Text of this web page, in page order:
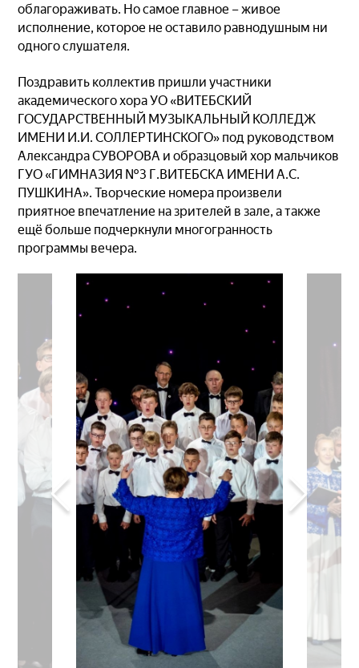
облагораживать. Но самое главное – живое
исполнение, которое не оставило равнодушным ни
одного слушателя.
Поздравить коллектив пришли участники
академического хора УО «ВИТЕБСКИЙ
ГОСУДАРСТВЕННЫЙ МУЗЫКАЛЬНЫЙ КОЛЛЕДЖ
ИМЕНИ И.И. СОЛЛЕРТИНСКОГО» под руководством
Александра СУВОРОВА и образцовый хор мальчиков
ГУО «ГИМНАЗИЯ №3 Г.ВИТЕБСКА ИМЕНИ А.С.
ПУШКИНА». Творческие номера произвели
приятное впечатление на зрителей в зале, а также
ещё больше подчеркнули многогранность
программы вечера.